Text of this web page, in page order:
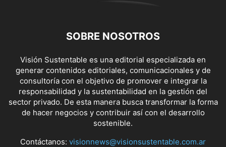
SOBRE NOSOTROS
Visión Sustentable es una editorial especializada en
generar contenidos editoriales, comunicacionales y de
consultoría con el objetivo de promover e integrar la
responsabilidad y la sustentabilidad en la gestión del
sector privado. De esta manera busca transformar la forma
de hacer negocios y contribuir así con el desarrollo
sostenible.
Contáctanos: visionnews@visionsustentable.com.ar